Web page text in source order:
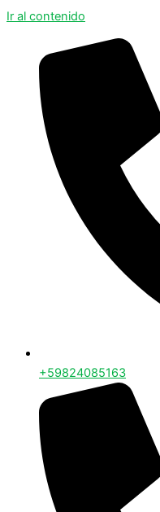
Ir al contenido
+59824085163